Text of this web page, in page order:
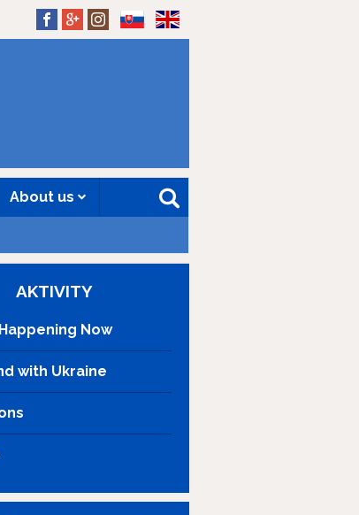
About us
AKTIVITY
Now
with Ukraine